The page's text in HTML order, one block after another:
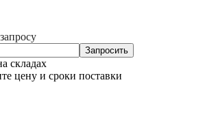
Запросить
складах